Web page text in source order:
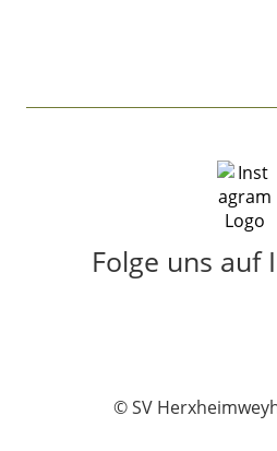
Folge uns auf
© SV